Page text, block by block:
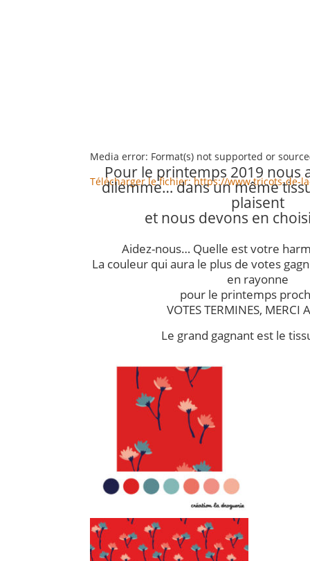
Media error: Format(s) not supported or
Télécharger le fichier: https://www.tricots-de-
Pour le printemps 2019 nous
dilemme… dans un même
plaisent
et nous devons en
Aidez-nous… Quelle est votre
La couleur qui aura le plus de votes
en rayonne
pour le printemps
VOTES TERMINES, MERCI
Le grand gagnant est le